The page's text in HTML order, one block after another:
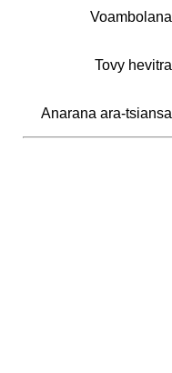
Voambolana
Tovy hevitra
Anarana ara-tsiansa